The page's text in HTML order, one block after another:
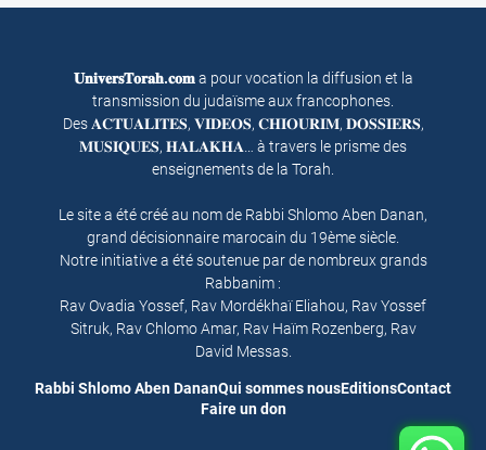
𝐔𝐧𝐢𝐯𝐞𝐫𝐬𝐓𝐨𝐫𝐚𝐡.𝐜𝐨𝐦a pour vocation la diffusion et la
transmission du judaïsme aux francophones.
Des 𝐀𝐂𝐓𝐔𝐀𝐋𝐈𝐓𝐄𝐒, 𝐕𝐈𝐃𝐄𝐎𝐒, 𝐂𝐇𝐈𝐎𝐔𝐑𝐈𝐌, 𝐃𝐎𝐒𝐒𝐈𝐄𝐑𝐒,
𝐌𝐔𝐒𝐈𝐐𝐔𝐄𝐒, 𝐇𝐀𝐋𝐀𝐊𝐇𝐀… à travers le prisme des
enseignements de la Torah.
Le site a été créé au nom de Rabbi Shlomo Aben Danan,
grand décisionnaire marocain du 19ème siècle.
Notre initiative a été soutenue par de nombreux grands
Rabbanim :
Rav Ovadia Yossef, Rav Mordékhaï Eliahou, Rav Yossef
Sitruk, Rav Chlomo Amar, Rav Haïm Rozenberg, Rav
David Messas.
Rabbi Shlomo Aben DananQui sommes nousEditionsContact
Faire un don